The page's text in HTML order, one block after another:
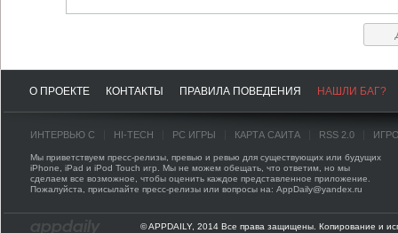
О ПРОЕКТЕ КОНТАКТЫ ПРАВИЛА ПОВЕДЕНИЯ НАШЛИ БАГ?
ИНТЕРВЬЮ С HI-TECH PC ИГРЫ КАРТА САЙТА RSS 2.0
Мы приветствуем пресс-релизы, превью и ревью для существующих или будущих
iPhone, iPad и iPod Touch игр. Мы не можем обещать, что ответим, но мы
сделаем все возможное, чтобы оценить каждое представленное приложение.
Пожалуйста, присылайте пресс-релизы или вопросы на: AppDaily@yandex.ru
© APPDAILY, 2014 Все права защищены. Копирование и